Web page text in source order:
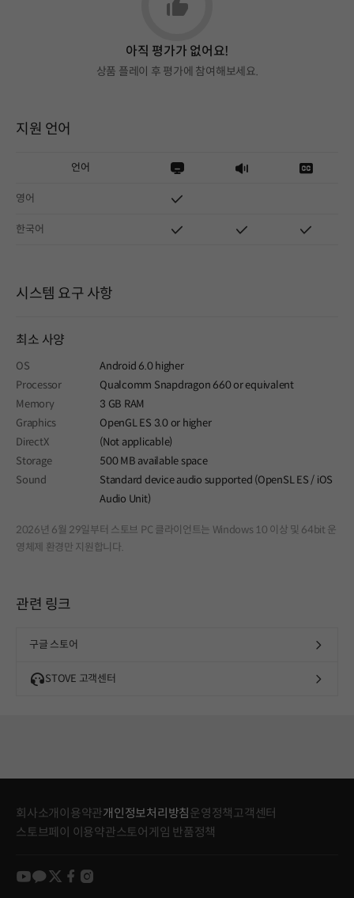
아직 평가가 없어요!
상품 플레이 후 평가에 참여해보세요.
지원 언어
언어
영어
한국어
시스템 요구 사항
최소 사양
OS
Android 6.0 higher
Processor
Qualcomm Snapdragon 660 or equivalent
Memory
3 GB RAM
Graphics
OpenGL ES 3.0 or higher
DirectX
(Not applicable)
Storage
500 MB available space
Sound
Standard device audio supported (OpenSL ES / iOS
Audio Unit)
2026년 6월 29일부터 스토브 PC 클라이언트는 Windows 10 이상 및 64bit 운
영체제 환경만 지원합니다.
관련 링크
구글 스토어
STOVE 고객센터
회사소개이용약관개인정보처리방침 운영정책고객센터
스토브페이 이용약관스토어게임 반품정책
youtube
kakao
twitter
facebook
instagram